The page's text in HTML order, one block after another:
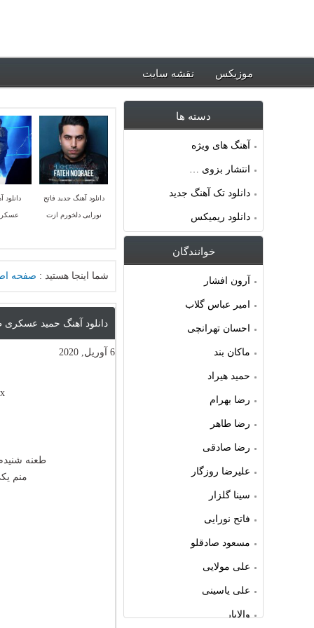
موزیکس نقشه سایت
دانلود آهنگ جدید فاتح
نورایی دلخورم ازت
دانلود
شما اینجا هستید : صفحه
دانلود آهنگ حمید عسکری
6 آوریل, 2020
طعنه
منم
دسته ها
آهنگ های ویژه
انتشار بزوی …
دانلود تک آهنگ جدید
دانلود ریمیکس
خوانندگان
آرون افشار
امیر عباس گلاب
احسان تهرانچی
ماکان بند
حمید هیراد
رضا بهرام
رضا طاهر
رضا صادقی
علیرضا روزگار
سینا گلزار
فاتح نورایی
مسعود صادقلو
علی مولایی
علی یاسینی
والایار